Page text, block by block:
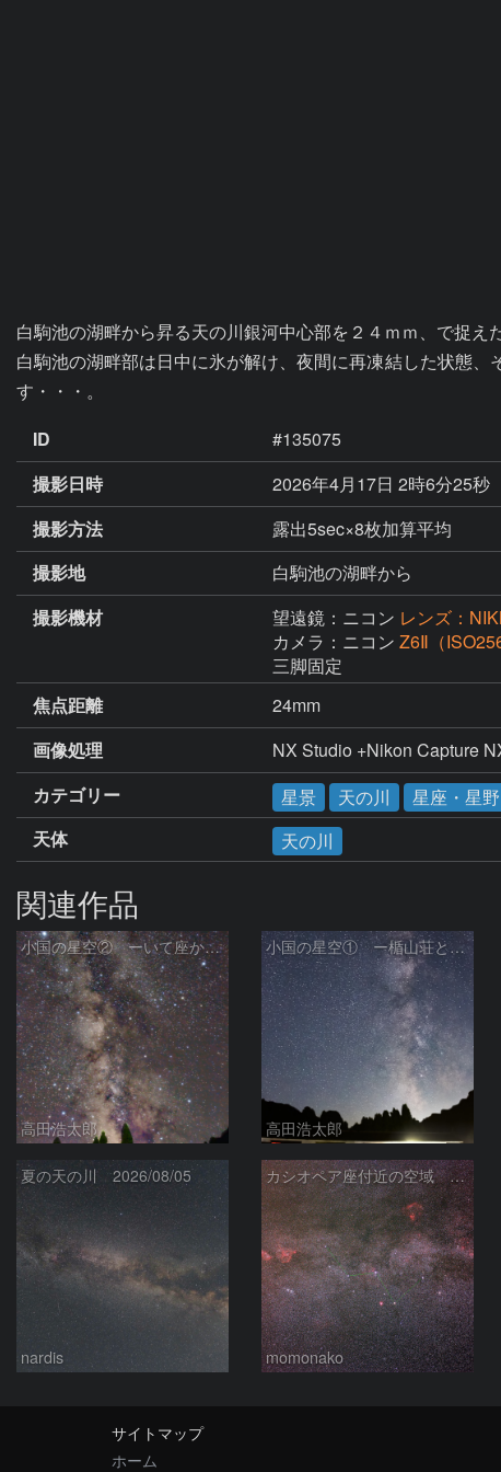
白駒池の湖畔から昇る天の川銀河中心部を２４ｍｍ、で捉え
白駒池の湖畔部は日中に氷が解け、夜間に再凍結した状態
す・・・。
ID
#135075
撮影日時
2026年4月17日 2時6分25秒
撮影方法
露出5sec×8枚加算平均
撮影地
白駒池の湖畔から
撮影機材
望遠鏡：ニコン レンズ：
カメラ：ニコン Z6Ⅱ（
三脚固定
焦点距離
24mm
画像処理
NX Studio +Nikon Capture
カテゴリー
星景 天の川
星座・星野
天体
天の川
関連作品
小国の星空② ーいて座からわし座にかけての銀河ー
高田浩太郎
小国の星空① ー楯山荘と天の川ー
高田浩太郎
夏の天の川 2026/08/05
nardis
カシオペア座付近の空域 260720
momonako
サイトマップ
ホーム